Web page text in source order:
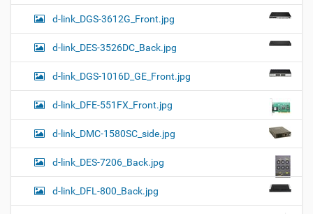
d-link_DGS-3612G_Front.jpg
d-link_DES-3526DC_Back.jpg
d-link_DGS-1016D_GE_Front.jpg
d-link_DFE-551FX_Front.jpg
d-link_DMC-1580SC_side.jpg
d-link_DES-7206_Back.jpg
d-link_DFL-800_Back.jpg